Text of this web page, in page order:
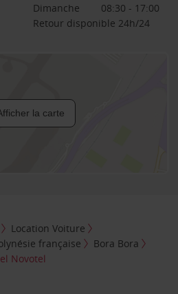
Dimanche
08:30 - 17:00
Retour disponible 24h/24
la carte
Location Voiture
française
Bora Bora
Novotel